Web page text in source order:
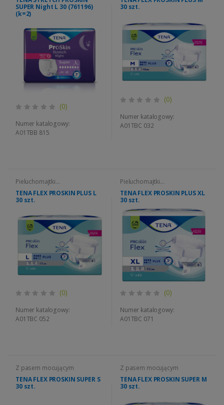
SUPER Night L 30 (761196)
(k=2)
(0)
Numer katalogowy:
A01TBB 815
30 szt.
(0)
Numer katalogowy:
A01TBC 032
Pieluchomajtki
SLIP/FLEX/STRETCH
TENA FLEX PROSKIN PLUS L
30 szt.
(0)
Numer katalogowy:
A01TBC 052
Pieluchomajtki
SLIP/FLEX/STRETCH
TENA FLEX PROSKIN PLUS XL
30 szt.
(0)
Numer katalogowy:
A01TBC 071
Z pasem mocującym
TENA FLEX PROSKIN SUPER S
30 szt.
Z pasem mocującym
TENA FLEX PROSKIN SUPER M
30 szt.